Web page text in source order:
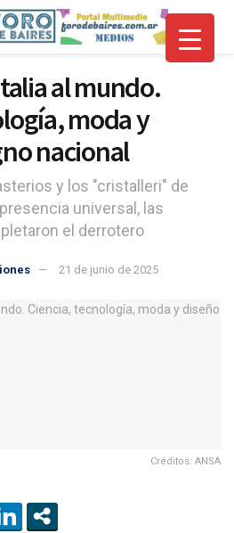
al mundo.
moda y
nacional
y los "cristalleri" de
universal, las
el derrotero
21 de junio de 2025
Créditos: ANSA